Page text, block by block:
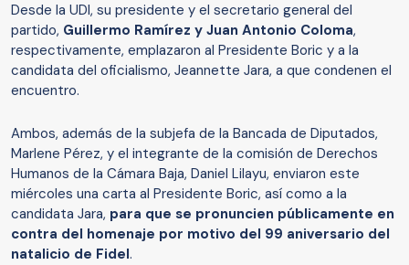
Desde la UDI, su presidente y el secretario general del
partido, Guillermo Ramírez y Juan Antonio Coloma,
respectivamente, emplazaron al Presidente Boric y a la
candidata del oficialismo, Jeannette Jara, a que condenen el
encuentro.
Ambos, además de la subjefa de la Bancada de Diputados,
Marlene Pérez, y el integrante de la comisión de Derechos
Humanos de la Cámara Baja, Daniel Lilayu, enviaron este
miércoles una carta al Presidente Boric, así como a la
candidata Jara, para que se pronuncien públicamente en
contra del homenaje por motivo del 99 aniversario del
natalicio de Fidel.